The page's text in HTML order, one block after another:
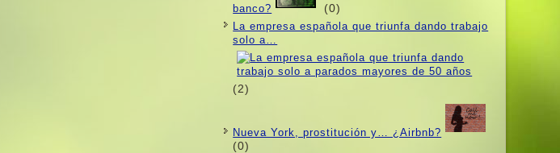
banco? (0)
La empresa española que triunfa dando trabajo
solo a…
(2)
Nueva York, prostitución y… ¿Airbnb?
(0)